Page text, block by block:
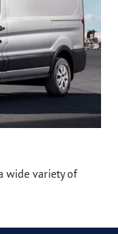
wide variety of